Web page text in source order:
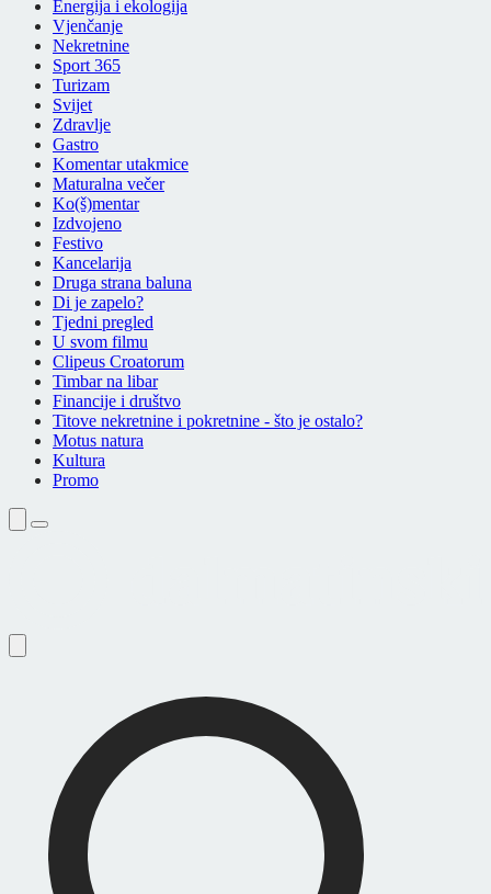
Energija i ekologija
Vjenčanje
Nekretnine
Sport 365
Turizam
Svijet
Zdravlje
Gastro
Komentar utakmice
Maturalna večer
Ko(š)mentar
Izdvojeno
Festivo
Kancelarija
Druga strana baluna
Di je zapelo?
Tjedni pregled
U svom filmu
Clipeus Croatorum
Timbar na libar
Financije i društvo
Titove nekretnine i pokretnine - što je ostalo?
Motus natura
Kultura
Promo